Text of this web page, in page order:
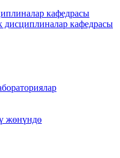
кафедрасы
кафедрасы
жөнүндө